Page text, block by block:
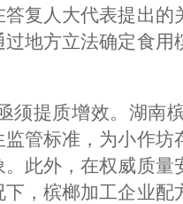
答复人大代表提出
过地方立法确定食
须提质增效。湖南
监管标准，为小作
。此外，在权威质
下，槟榔加工企业